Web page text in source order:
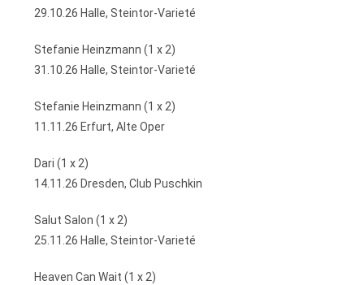
29.10.26 Halle, Steintor-Varieté
Stefanie Heinzmann (1 x 2)
31.10.26 Halle, Steintor-Varieté
Stefanie Heinzmann (1 x 2)
11.11.26 Erfurt, Alte Oper
Dari (1 x 2)
14.11.26 Dresden, Club Puschkin
Salut Salon (1 x 2)
25.11.26 Halle, Steintor-Varieté
Heaven Can Wait (1 x 2)